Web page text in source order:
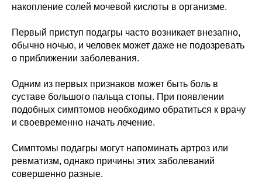
накопление солей мочевой кислоты в организме.
Первый приступ подагры часто возникает внезапно,
обычно ночью, и человек может даже не подозревать
о приближении заболевания.
Одним из первых признаков может быть боль в
суставе большого пальца стопы. При появлении
подобных симптомов необходимо обратиться к врачу
и своевременно начать лечение.
Симптомы подагры могут напоминать артроз или
ревматизм, однако причины этих заболеваний
совершенно разные.